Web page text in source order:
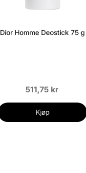
Dior Homme Deostick 75 g
511,75 kr
Kjøp